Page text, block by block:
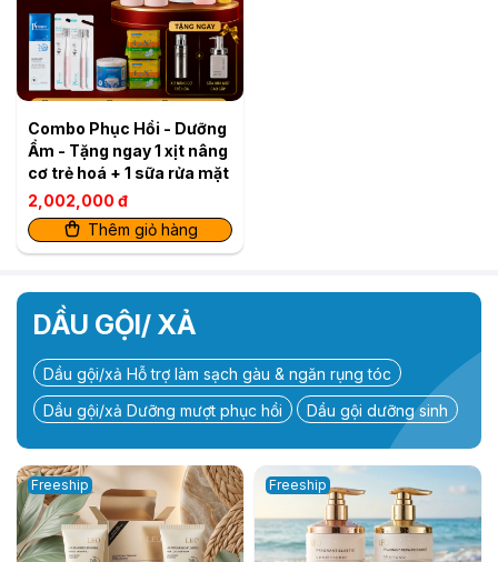
Combo Phục Hồi - Dưỡng
Ẩm - Tặng ngay 1 xịt nâng
cơ trẻ hoá + 1 sữa rửa mặt
2,002,000 đ
Thêm giỏ hàng
DẦU GỘI/ XẢ
Dầu gội/xả Hỗ trợ làm sạch gàu & ngăn rụng tóc
Dầu gội/xả Dưỡng mượt phục hồi
Dầu gội dưỡng sinh
Freeship Freeship